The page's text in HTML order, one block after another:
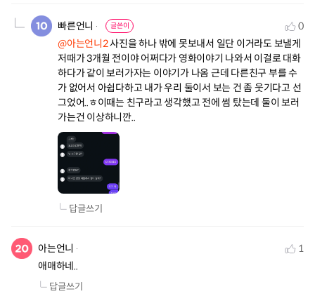
빠른언니 글쓴이
0
@아는언니2 사진을 하나 밖에 못보내서 일단 이거라도 보낼게
저때가 3개월 전이야 어쩌다가 영화이야기 나와서 이걸로 대화
하다가 같이 보러가자는 이야기가 나옴 근데 다른친구 부를 수
가 없어서 아쉽다하고 내가 우리 둘이서 보는 건 좀 웃기다고 선
그었어..ㅎ이때는 친구라고 생각했고 전에 썸 탔는데 둘이 보러
가는건 이상하니깐..
답글쓰기
아는언니
1
애매하네..
답글쓰기